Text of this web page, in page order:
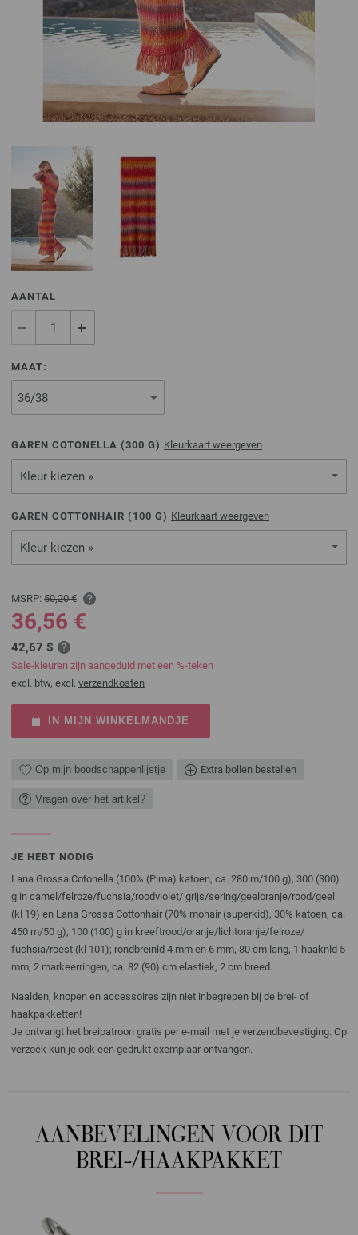
AANTAL
MAAT:
GAREN COTONELLA (300 G) Kleurkaart weergeven
Kleur kiezen »
GAREN COTTONHAIR ( 100 G) Kleurkaart weergeven
Kleur kiezen »
MSRP: 50,20 €
36,56 €
42,67 $
Sale-kleuren zijn aangeduid met een %-teken
excl. btw, excl. verzendkosten
IN MIJN WINKELMANDJE
Op mijn boodschappenlijstje Extra bollen bestellen
Vragen over het artikel?
JE HEBT NODIG
Lana Grossa Cotonella (100% (Pima) katoen, ca. 280 m/100 g), 300 (300)
g in camel/felroze/fuchsia/roodviolet/ grijs/sering/geeloranje/rood/geel
(kl 19) en Lana Grossa Cottonhair (70% mohair (superkid), 30% katoen, ca.
450 m/50 g), 100 (100) g in kreeftrood/oranje/lichtoranje/felroze/
fuchsia/roest (kl 101); rondbreinld 4 mm en 6 mm, 80 cm lang, 1 haaknld 5
mm, 2 markeerringen, ca. 82 (90) cm elastiek, 2 cm breed.
Naalden, knopen en accessoires zijn niet inbegrepen bij de brei- of
haakpakketten!
Je ontvangt het breipatroon gratis per e-mail met je verzendbevestiging. Op
verzoek kun je ook een gedrukt exemplaar ontvangen.
AANBEVELINGEN VOOR DIT
BREI-/HAAKPAKKET